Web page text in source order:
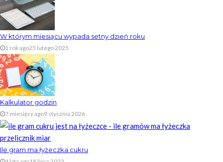
W którym miesiącu wypada setny dzień roku
1 rok ago25 lutego 2025
Kalkulator godzin
7 miesięcy ago9 stycznia 2026
Ile gram ma łyżeczka cukru